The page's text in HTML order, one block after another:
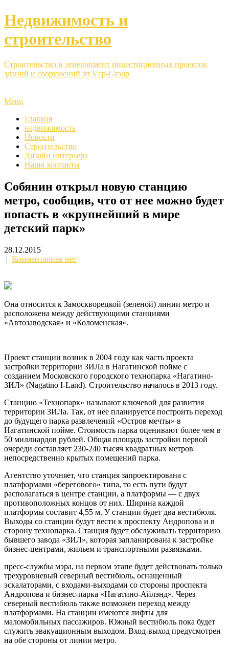
Недвижимость и
строительство
Строительство и девелопмент инвестиционных проектов
зданий и сооружений от Vcp-Group
Menu
Главная
недвижимость
Новости
Строительство
Дизайн интерьера
Наши контакты
Собянин открыл новую станцию
метро, сообщив, что от нее можно будет
попасть в «крупнейший в мире
детский парк»
28.12.2015
| Комментариев нет
Она относится к Замоскворецкой (зеленой) линии метро и
расположена между действующими станциями
«Автозаводская» и «Коломенская».
Проект станции возник в 2004 году как часть проекта
застройки территории ЗИЛа в Нагатинской пойме с
созданием Московского городского технопарка «Нагатино-
ЗИЛ» (Nagatino I-Land). Строительство началось в 2013 году.
Станцию «Технопарк» называют ключевой для развития
территории ЗИЛа. Так, от нее планируется построить переход
до будущего парка развлечений «Остров мечты» в
Нагатинской пойме. Стоимость парка оценивают более чем в
50 миллиардов рублей. Общая площадь застройки первой
очереди составляет 230-240 тысяч квадратных метров
непосредственно крытых помещений парка.
Агентство уточняет, что станция запроектирована с
платформами «берегового» типа, то есть пути будут
располагаться в центре станции, а платформы — с двух
противоположных концов от них. Ширина каждой
платформы составит 4,55 м. У станции будет два вестибюля.
Выходы со станции будут вести к проспекту Андропова и в
сторону технопарка. Станция будет обслуживать территорию
бывшего завода «ЗИЛ», которая запланирована к застройке
бизнес-центрами, жильем и транспортными развязками.
пресс-службы мэра, на первом этапе будет действовать только
трехуровневый северный вестибюль, оснащенный
эскалаторами, с входами-выходами со стороны проспекта
Андропова и бизнес-парка «Нагатино-Айлэнд». Через
северный вестибюль также возможен переход между
платформами. На станции имеются лифты для
маломобильных пассажиров. Южный вестибюль пока будет
служить эвакуационным выходом. Вход-выход предусмотрен
на обе стороны от линии метро.